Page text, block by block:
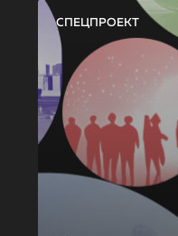
СПЕЦПРОЕКТ